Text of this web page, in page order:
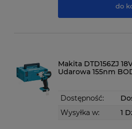
do
Makita DTD156ZJ
Udarowa 155nm
Dostępność:
Wysyłka w:
1